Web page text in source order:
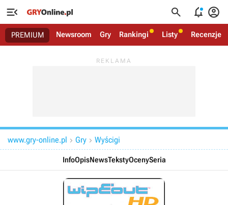
   
PREMIUM Newsroom Gry Rankingi Listy Recenzje
www.gry-online.pl  Gry  Wyścigi
InfoOpisNewsTekstyOcenySeria